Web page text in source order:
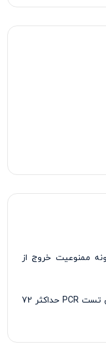
ممنوعیت خروج از
تست
حداکثر 72
زمان ثبت نام تور الزامی